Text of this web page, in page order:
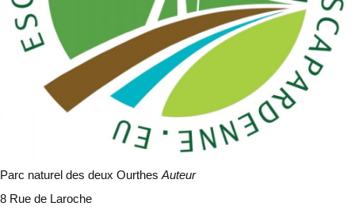
Parc naturel des deux Ourthes Auteur
8 Rue de Laroche